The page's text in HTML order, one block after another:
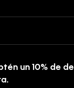
un 10% de